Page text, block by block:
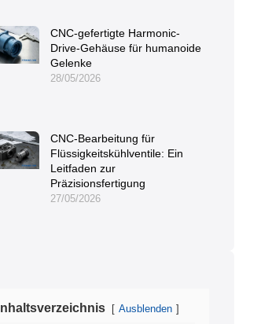
CNC-gefertigte Harmonic-
Drive-Gehäuse für humanoide
Gelenke
28/05/2026
CNC-Bearbeitung für
Flüssigkeitskühlventile: Ein
Leitfaden zur
Präzisionsfertigung
27/05/2026
Inhaltsverzeichnis Ausblenden